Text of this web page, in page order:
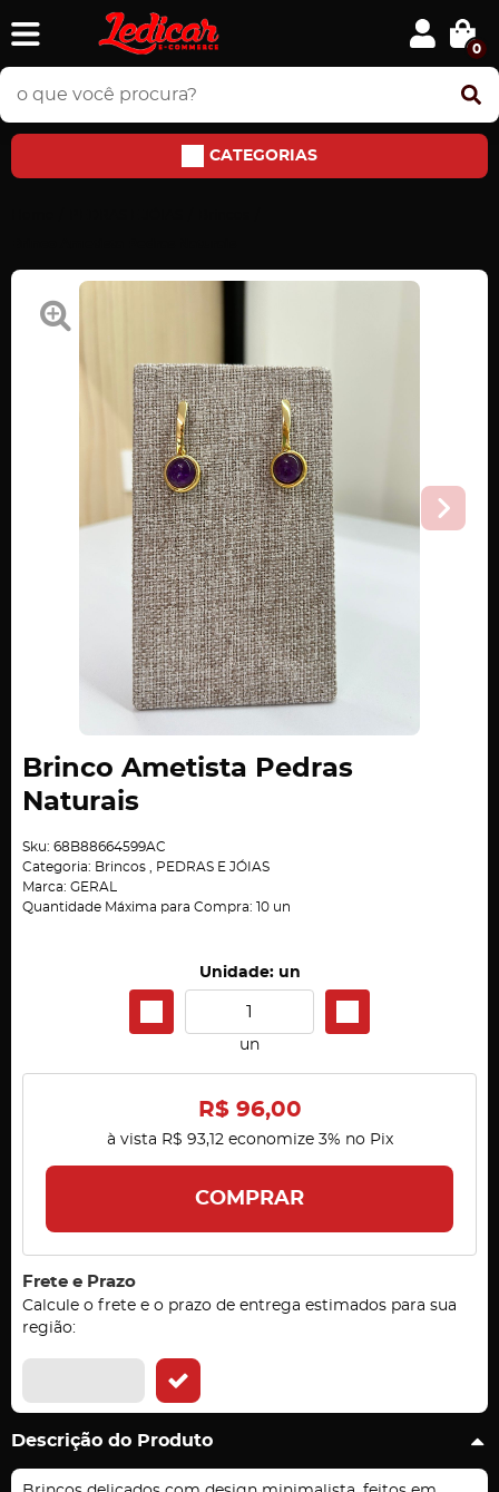
0
CATEGORIAS
Brinco Ametista Pedras
Naturais
Sku: 68B88664599AC
Categoria: Brincos
PEDRAS E JÓIAS
Marca: GERAL
Quantidade Máxima para Compra:
10 un
Unidade: un
un
R$ 96,00
à vista R$ 93,12economize 3% no Pix
COMPRAR
Frete e Prazo
Calcule o frete e o prazo de entrega estimados para sua
região:
Descrição do Produto